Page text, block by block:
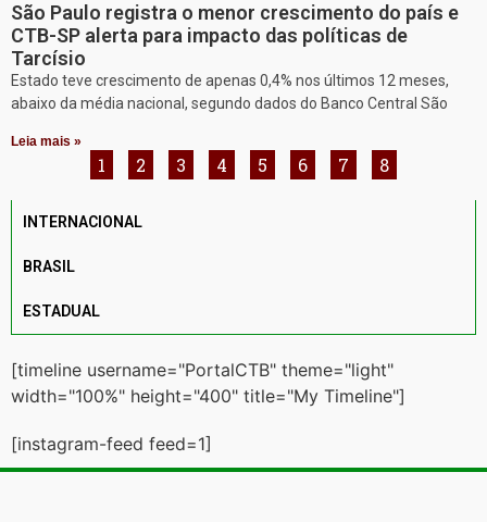
São Paulo registra o menor crescimento do país e
CTB-SP alerta para impacto das políticas de
Tarcísio
Estado teve crescimento de apenas 0,4% nos últimos 12 meses,
abaixo da média nacional, segundo dados do Banco Central São
Leia mais »
1 2 3 4 5 6 7 8
INTERNACIONAL
BRASIL
ESTADUAL
[timeline username="PortalCTB" theme="light"
width="100%" height="400" title="My Timeline"]
[instagram-feed feed=1]